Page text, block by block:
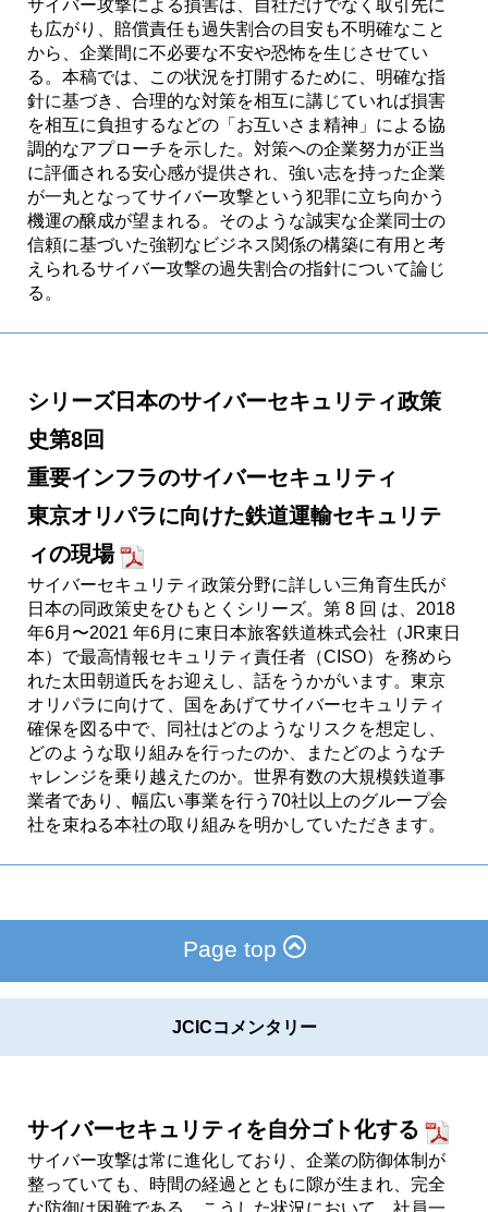
サイバー攻撃による損害は、自社だけでなく取引先に
も広がり、賠償責任も過失割合の目安も不明確なこと
から、企業間に不必要な不安や恐怖を生じさせてい
る。本稿では、この状況を打開するために、明確な指
針に基づき、合理的な対策を相互に講じていれば損害
を相互に負担するなどの「お互いさま精神」による協
調的なアプローチを示した。対策への企業努力が正当
に評価される安心感が提供され、強い志を持った企業
が一丸となってサイバー攻撃という犯罪に立ち向かう
機運の醸成が望まれる。そのような誠実な企業同士の
信頼に基づいた強靭なビジネス関係の構築に有用と考
えられるサイバー攻撃の過失割合の指針について論じ
る。
シリーズ日本のサイバーセキュリティ政策
史第8回
重要インフラのサイバーセキュリティ
東京オリパラに向けた鉄道運輸セキュリテ
ィの現場
サイバーセキュリティ政策分野に詳しい三角育生氏が
日本の同政策史をひもとくシリーズ。第 8 回 は、2018
年6月〜2021 年6月に東日本旅客鉄道株式会社（JR東日
本）で最高情報セキュリティ責任者（CISO）を務めら
れた太田朝道氏をお迎えし、話をうかがいます。東京
オリパラに向けて、国をあげてサイバーセキュリティ
確保を図る中で、同社はどのようなリスクを想定し、
どのような取り組みを行ったのか、またどのようなチ
ャレンジを乗り越えたのか。世界有数の大規模鉄道事
業者であり、幅広い事業を行う70社以上のグループ会
社を束ねる本社の取り組みを明かしていただきます。
Page top
JCICコメンタリー
サイバーセキュリティを自分ゴト化する
サイバー攻撃は常に進化しており、企業の防御体制が
整っていても、時間の経過とともに隙が生まれ、完全